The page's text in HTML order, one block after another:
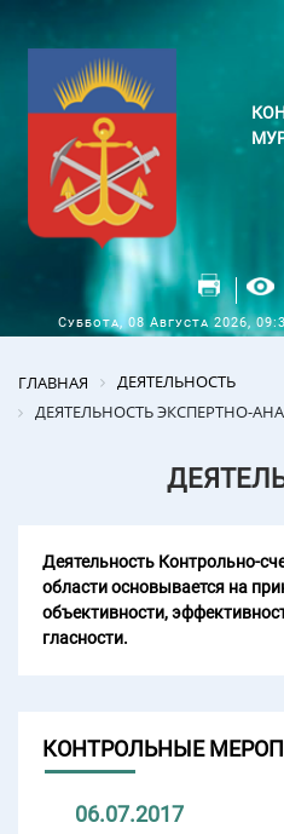
Суббота, 08 Августа 2026,
ГЛАВНАЯ
ДЕЯТЕЛЬНОСТЬ
ДЕЯТЕЛЬНОСТЬ ЭКСПЕРТНО-
Деятельность Контрольно-
области основывается на
объективности,
гласности.
КОНТРОЛЬНЫЕ
06.07.2017